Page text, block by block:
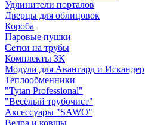
Удлинители порталов
Дверцы для облицовок
Короба
Паровые пушки
Сетки на трубы
Комплекты ЗК
Модули для Авангард и Искандер
Теплообменники
"Tytan Professional"
"Весёлый трубочист"
Аксессуары "SAWO"
Ведра и ковшы